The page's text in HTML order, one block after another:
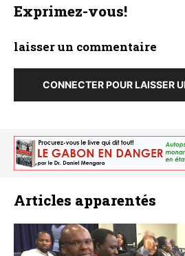
Exprimez-vous!
laisser un commentaire
CONNECTER POUR LAISSER
Articles apparentés